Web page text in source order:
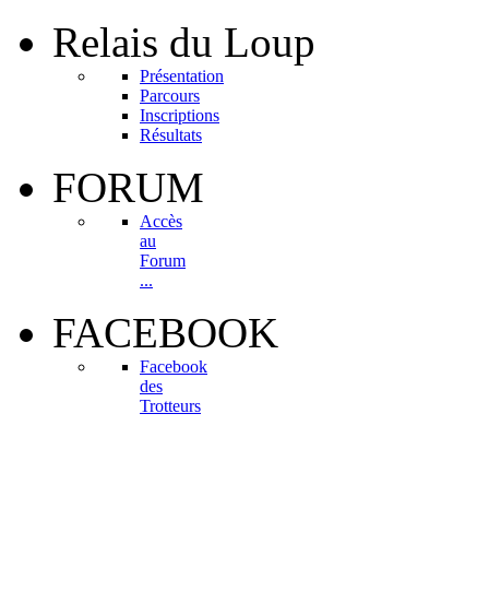
Relais du Loup
Présentation
Parcours
Inscriptions
Résultats
FORUM
Accès
au
Forum
...
FACEBOOK
Facebook
des
Trotteurs